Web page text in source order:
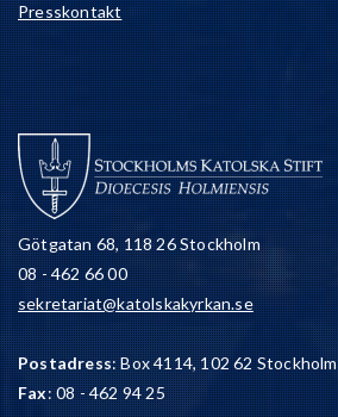
Presskontakt
Götgatan 68, 118 26 Stockholm
08 - 462 66 00
sekretariat@katolskakyrkan.se
Postadress: Box 4114, 102 62 Stockholm
Fax: 08 - 462 94 25